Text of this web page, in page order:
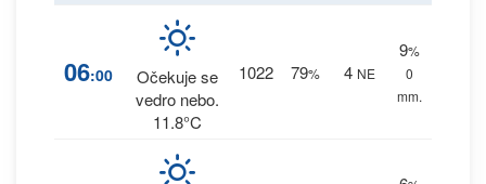
06:00
Očekuje se
vedro nebo.
11.8°C
1022 79% 4 NE
9%
0
mm.